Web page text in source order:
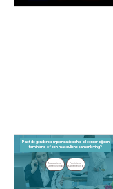
Past de gendercompensatie school eerder bij een
feminiene of een masculiene samenleving?
Masculiene
samenleving
Feminiene
samenleving